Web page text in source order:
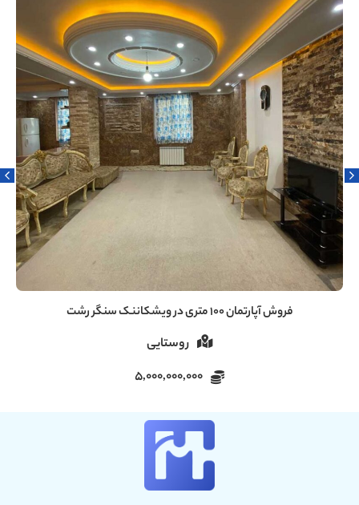
فروش آپارتمان ۱۰۰ متری در ویشکاننک سنگر رشت
روستایی
5,000,000,000